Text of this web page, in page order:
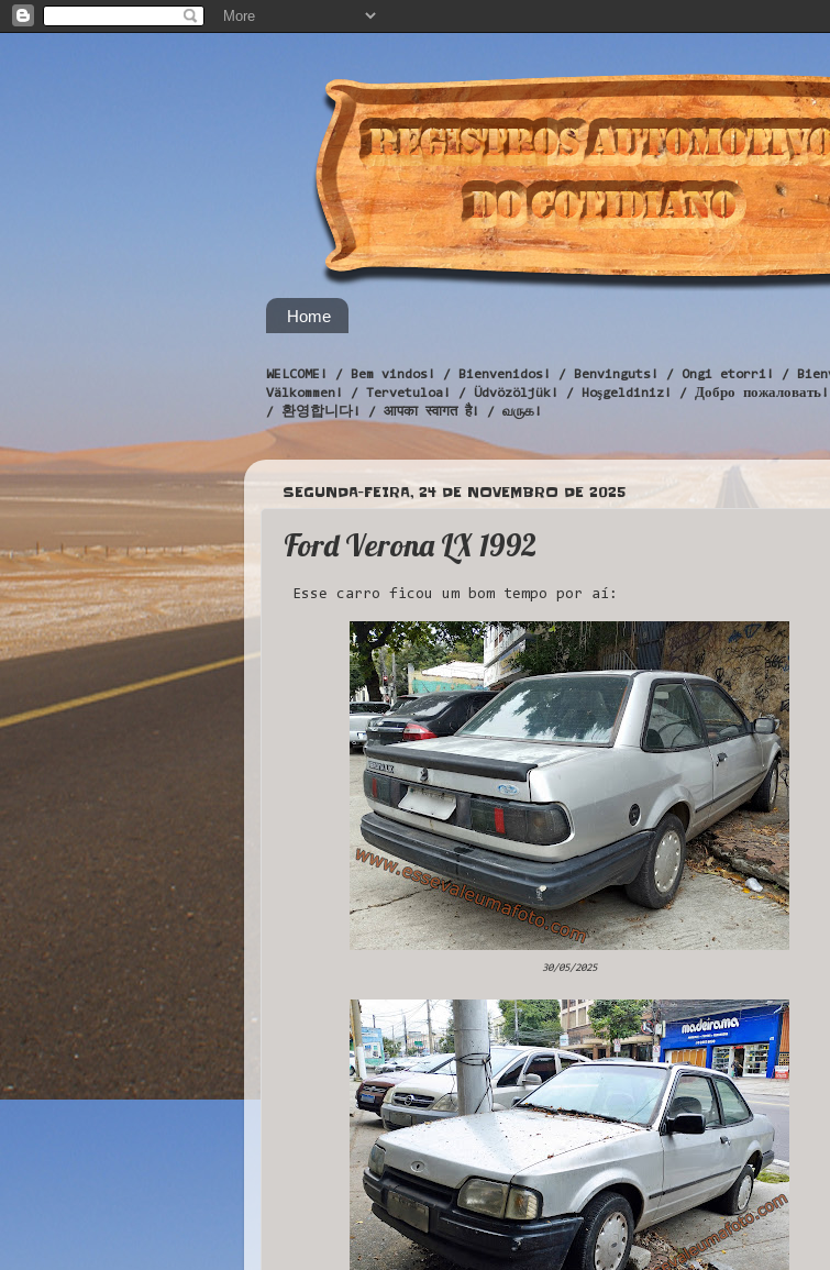
Home
WELCOME! / Bem vindos! / Bienvenidos! / Benvinguts! / Ongi etorri! /
Välkommen! / Tervetuloa! / Üdvözöljük! / Hoşgeldiniz! / Добро
/ 환영합니다! / आपका स्वागत है! / வருக!
SEGUNDA-FEIRA, 24 DE NOVEMBRO DE 2025
Ford Verona LX 1992
Esse carro ficou um bom tempo por aí:
30/05/2025